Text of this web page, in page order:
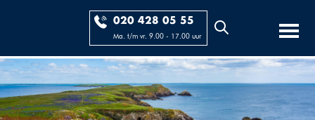
020 428 05 55
Ma. t/m vr. 9.00 - 17.00 uur